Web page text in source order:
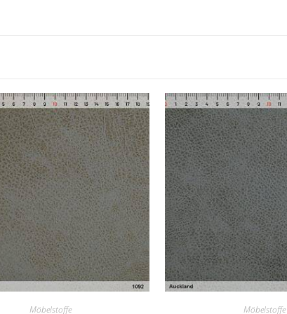
Möbelstoffe Möbelstoffe